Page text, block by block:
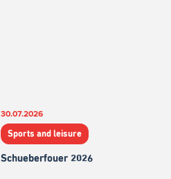
30.07.2026
Sports and leisure
Schueberfouer 2026